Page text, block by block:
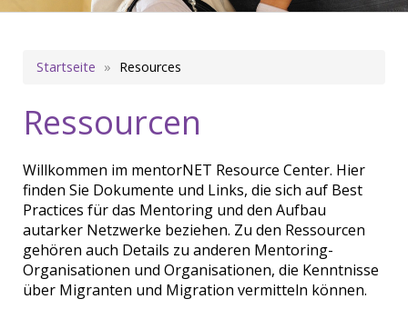
Pfadnavigation
Startseite Resources
Ressourcen
Willkommen im mentorNET Resource Center. Hier
finden Sie Dokumente und Links, die sich auf Best
Practices für das Mentoring und den Aufbau
autarker Netzwerke beziehen. Zu den Ressourcen
gehören auch Details zu anderen Mentoring-
Organisationen und Organisationen, die Kenntnisse
über Migranten und Migration vermitteln können.